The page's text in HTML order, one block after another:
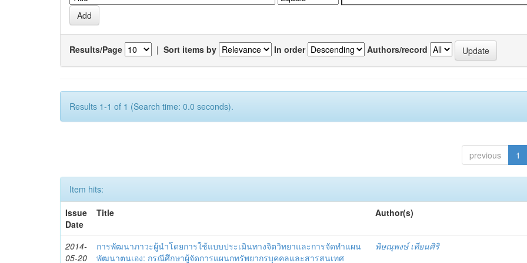
Results/Page | Sort items by In order Authors/record
Results 1-1 of 1 (Search time: 0.0 seconds).
previous 1
Item hits:
Issue
Date
Title Author(s)
2014-
05-20
การพัฒนาภาวะผู้นำโดยการใช้แบบประเมินทางจิตวิทยาและการจัดทำแผน
พัฒนาตนเอง: กรณีศึกษาผู้จัดการแผนกทรัพยากรบุคคลและสารสนเทศ
พิษณุพงษ์ เทียนศิริ